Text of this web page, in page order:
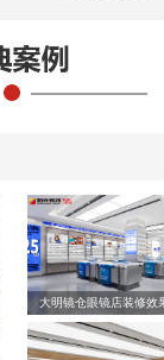
大明镜仓眼镜店装修效